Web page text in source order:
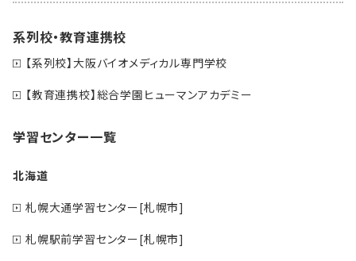
系列校・教育連携校
【系列校】大阪バイオメディカル専門学校
【教育連携校】総合学園ヒューマンアカデミー
学習センター一覧
北海道
札幌大通学習センター[札幌市]
札幌駅前学習センター[札幌市]